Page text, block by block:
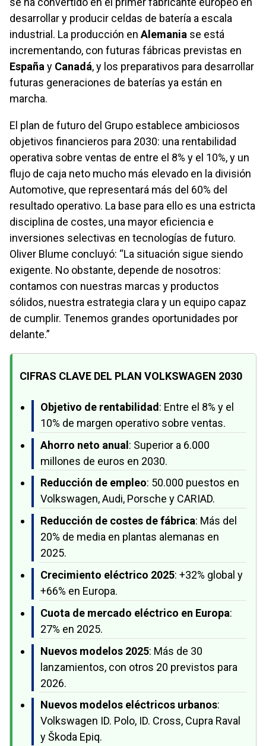
desarrollar y producir celdas de batería a escala
industrial. La producción en Alemania se está
incrementando, con futuras fábricas previstas en
España y Canadá, y los preparativos para desarrollar
futuras generaciones de baterías ya están en
marcha.
El plan de futuro del Grupo establece ambiciosos
objetivos financieros para 2030: una rentabilidad
operativa sobre ventas de entre el 8% y el 10%, y un
flujo de caja neto mucho más elevado en la división
Automotive, que representará más del 60% del
resultado operativo. La base para ello es una estricta
disciplina de costes, una mayor eficiencia e
inversiones selectivas en tecnologías de futuro.
Oliver Blume concluyó:
La situación sigue siendo
exigente. No obstante, depende de nosotros:
contamos con nuestras marcas y productos
sólidos, nuestra estrategia clara y un equipo capaz
de cumplir. Tenemos grandes oportunidades por
delante.
CIFRAS CLAVE DEL PLAN VOLKSWAGEN 2030
Objetivo de rentabilidad : Entre el 8% y el
10% de margen operativo sobre ventas.
Ahorro neto anual: Superior a 6.000
millones de euros en 2030.
Reducción de empleo: 50.000 puestos en
Volkswagen, Audi, Porsche y CARIAD.
Reducción de costes de fábrica: Más del
20% de media en plantas alemanas en
2025.
Crecimiento eléctrico 2025: +32% global y
+66% en Europa.
Cuota de mercado eléctrico en Europa:
27% en 2025.
Nuevos modelos 2025: Más de 30
lanzamientos, con otros 20 previstos para
2026.
Nuevos modelos eléctricos urbanos:
Volkswagen ID. Polo, ID. Cross, Cupra Raval
y Škoda Epiq.